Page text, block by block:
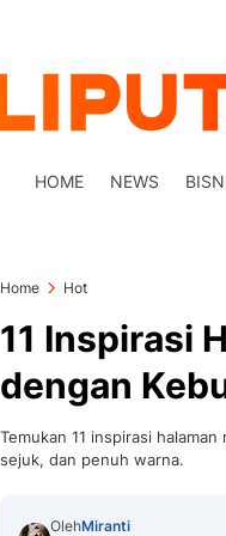
HOME NEWS
Home Hot
11 Inspirasi
dengan
Temukan 11 inspirasi
sejuk, dan penuh warna.
OlehMiranti